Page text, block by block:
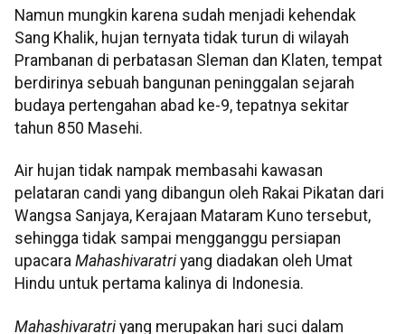
Namun mungkin karena sudah menjadi kehendak
Sang Khalik, hujan ternyata tidak turun di wilayah
Prambanan di perbatasan Sleman dan Klaten, tempat
berdirinya sebuah bangunan peninggalan sejarah
budaya pertengahan abad ke-9, tepatnya sekitar
tahun 850 Masehi.
Air hujan tidak nampak membasahi kawasan
pelataran candi yang dibangun oleh Rakai Pikatan dari
Wangsa Sanjaya, Kerajaan Mataram Kuno tersebut,
sehingga tidak sampai mengganggu persiapan
upacara Mahashivaratri yang diadakan oleh Umat
Hindu untuk pertama kalinya di Indonesia.
Mahashivaratri yang merupakan hari suci dalam